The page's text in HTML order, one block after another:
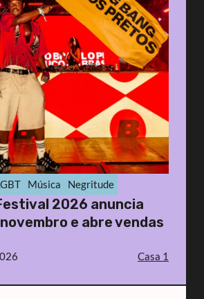
Música Negritude
2026 anuncia
e abre vendas
Casa 1